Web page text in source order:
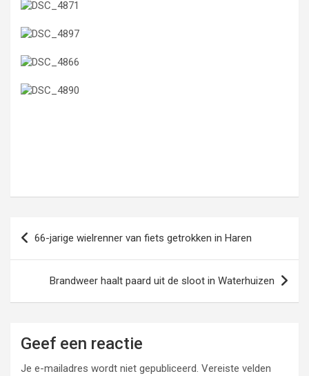
Bericht
navigatie
66-jarige wielrenner van fiets getrokken in Haren
Brandweer haalt paard uit de sloot in Waterhuizen
Geef een reactie
Je e-mailadres wordt niet gepubliceerd. Vereiste velden